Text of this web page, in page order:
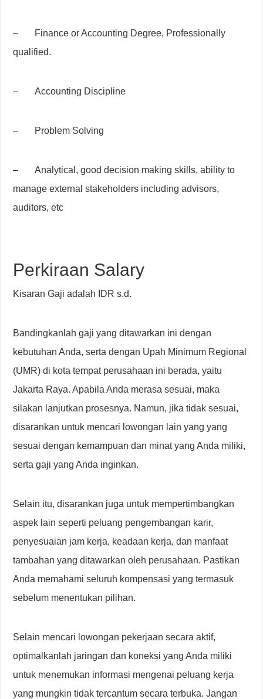
– Finance or Accounting Degree, Professionally
qualified.
– Accounting Discipline
– Problem Solving
– Analytical, good decision making skills, ability to
manage external stakeholders including advisors,
auditors, etc
Perkiraan Salary
Kisaran Gaji adalah IDR s.d.
Bandingkanlah gaji yang ditawarkan ini dengan
kebutuhan Anda, serta dengan Upah Minimum Regional
(UMR) di kota tempat perusahaan ini berada, yaitu
Jakarta Raya. Apabila Anda merasa sesuai, maka
silakan lanjutkan prosesnya. Namun, jika tidak sesuai,
disarankan untuk mencari lowongan lain yang yang
sesuai dengan kemampuan dan minat yang Anda miliki,
serta gaji yang Anda inginkan.
Selain itu, disarankan juga untuk mempertimbangkan
aspek lain seperti peluang pengembangan karir,
penyesuaian jam kerja, keadaan kerja, dan manfaat
tambahan yang ditawarkan oleh perusahaan. Pastikan
Anda memahami seluruh kompensasi yang termasuk
sebelum menentukan pilihan.
Selain mencari lowongan pekerjaan secara aktif,
optimalkanlah jaringan dan koneksi yang Anda miliki
untuk menemukan informasi mengenai peluang kerja
yang mungkin tidak tercantum secara terbuka. Jangan